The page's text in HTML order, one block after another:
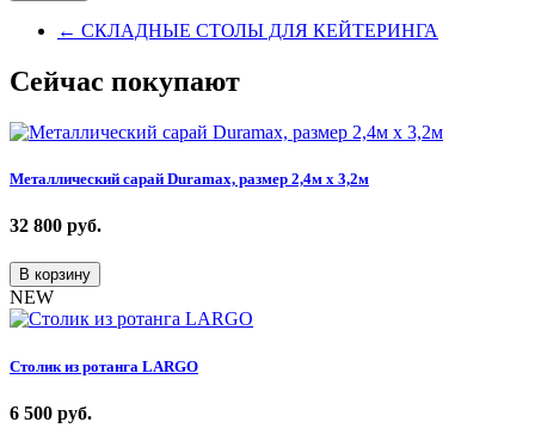
← СКЛАДНЫЕ СТОЛЫ ДЛЯ КЕЙТЕРИНГА
Сейчас покупают
Металлический сарай Duramax, размер 2,4м х 3,2м
32 800 руб.
В корзину
NEW
Столик из ротанга LARGO
6 500 руб.